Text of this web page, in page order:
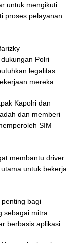
untuk mengikuti
proses pelayanan
Polri
legalitas
mereka.
Kapolri dan
dan memberi
SIM
membantu driver
untuk bekerja
bagi
sebagai mitra
berbasis aplikasi.